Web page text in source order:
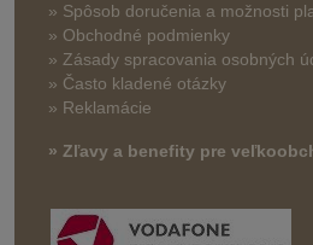
» Spôsob doručenia a možnosti
» Obchodné podmienky
» Zásady spracovania osobných
» Často kladené otázky
» Reklamácie
» Zľavy a benefity pre